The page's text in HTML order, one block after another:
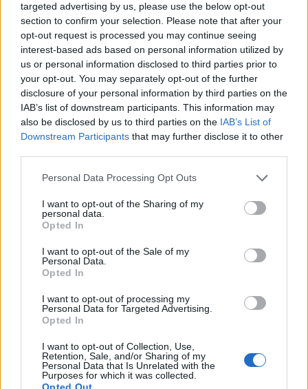
targeted advertising by us, please use the below opt-out
section to confirm your selection. Please note that after your
opt-out request is processed you may continue seeing
interest-based ads based on personal information utilized by
us or personal information disclosed to third parties prior to
your opt-out. You may separately opt-out of the further
disclosure of your personal information by third parties on the
IAB’s list of downstream participants. This information may
also be disclosed by us to third parties on the IAB’s List of
Downstream Participants that may further disclose it to other
Please note that this website/app uses one or more Google
not limited to your visit or usage behaviour. You may click to
grant or deny consent to Google and its third-party tags to
use your data for below specified purposes in below Google
consent section.
Personal Data Processing Opt Outs
I want to opt-out of the Sharing of my
personal data.
Opted In
I want to opt-out of the Sale of my
Personal Data.
Opted In
I want to opt-out of processing my
Personal Data for Targeted Advertising.
Opted In
I want to opt-out of Collection, Use,
Retention, Sale, and/or Sharing of my
Personal Data that Is Unrelated with the
Purposes for which it was collected.
Opted Out
AUTEUR
Infos.fr Unit